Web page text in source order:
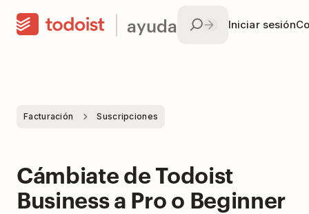
ayuda Iniciar sesión
Facturación Suscripciones
Cámbiate de Todoist
Business a Pro o Beginner